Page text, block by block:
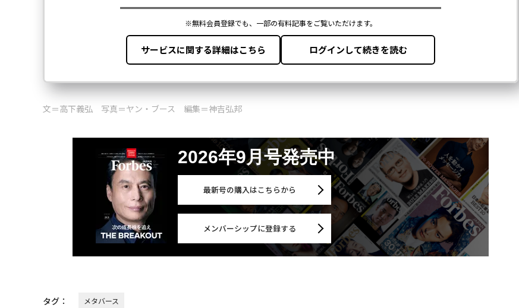
文＝高下義弘 写真＝ヤン・ブース 編集＝神吉弘邦
2026年9月号発売中
最新号の購入はこちらから
メンバーシップに登録する
タグ： メタバース